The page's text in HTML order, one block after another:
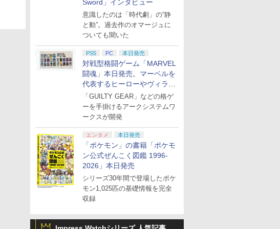
Sword」インタビュー
意識したのは「時代劇」の“静
と動”。過去作のオマージュに
ついても聞いた
PS5 PC 本日発売
対戦型格闘ゲーム「MARVEL
闘魂」本日発売。マーベルを
代表するヒーローやヴィラン
たちが登場
「GUILTY GEAR」などの格ゲ
ーを手掛けるアークシステムワ
ークスが開発
エンタメ 本日発売
「ポケモン」の書籍「ポケモ
ン公式ぜんこく図鑑 1996-
2026」本日発売
シリーズ30年間で登場したポケ
モン1,025匹の基礎情報を完全
収録